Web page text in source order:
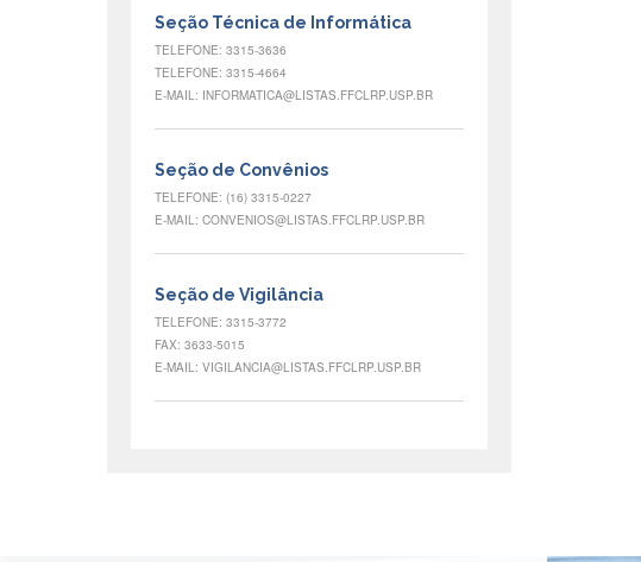
Seção Técnica de Informática
TELEFONE: 3315-3636
TELEFONE: 3315-4664
E-MAIL: INFORMATICA@LISTAS.FFCLRP.USP.BR
Seção de Convênios
TELEFONE: (16) 3315-0227
E-MAIL: CONVENIOS@LISTAS.FFCLRP.USP.BR
Seção de Vigilância
TELEFONE: 3315-3772
FAX: 3633-5015
E-MAIL: VIGILANCIA@LISTAS.FFCLRP.USP.BR